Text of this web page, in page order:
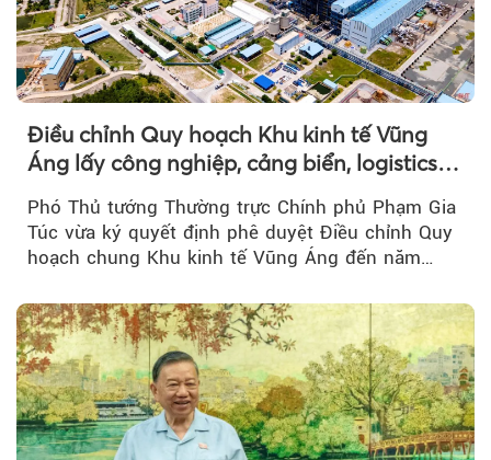
Điều chỉnh Quy hoạch Khu kinh tế Vũng
Áng lấy công nghiệp, cảng biển, logistics
Phó Thủ tướng Thường trực Chính phủ Phạm Gia
Túc vừa ký quyết định phê duyệt Điều chỉnh Quy
hoạch chung Khu kinh tế Vũng Áng đến năm